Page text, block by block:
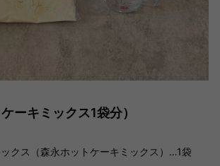
ーキミックス1袋分）
クス（森永ホットケーキミックス）…1袋